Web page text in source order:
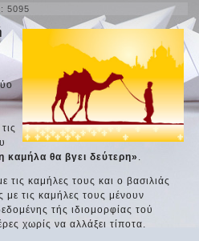
5095
καμήλα θα βγει δεύτερη» .
τις καμήλες τους και ο βασιλιάς
με τις καμήλες τους μένουν
τής ιδιομορφίας τού
χωρίς να αλλάξει τίποτα.